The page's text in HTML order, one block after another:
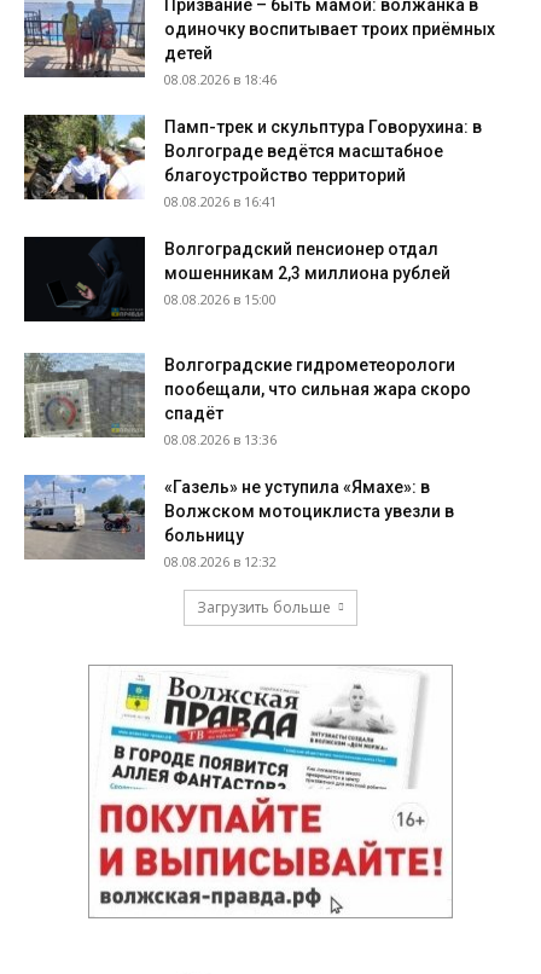
Призвание – быть мамой: волжанка в
одиночку воспитывает троих приёмных
детей
08.08.2026 в 18:46
Памп-трек и скульптура Говорухина: в
Волгограде ведётся масштабное
благоустройство территорий
08.08.2026 в 16:41
Волгоградский пенсионер отдал
мошенникам 2,3 миллиона рублей
08.08.2026 в 15:00
Волгоградские гидрометеорологи
пообещали, что сильная жара скоро
спадёт
08.08.2026 в 13:36
«Газель» не уступила «Ямахе»: в
Волжском мотоциклиста увезли в
больницу
08.08.2026 в 12:32
Загрузить больше